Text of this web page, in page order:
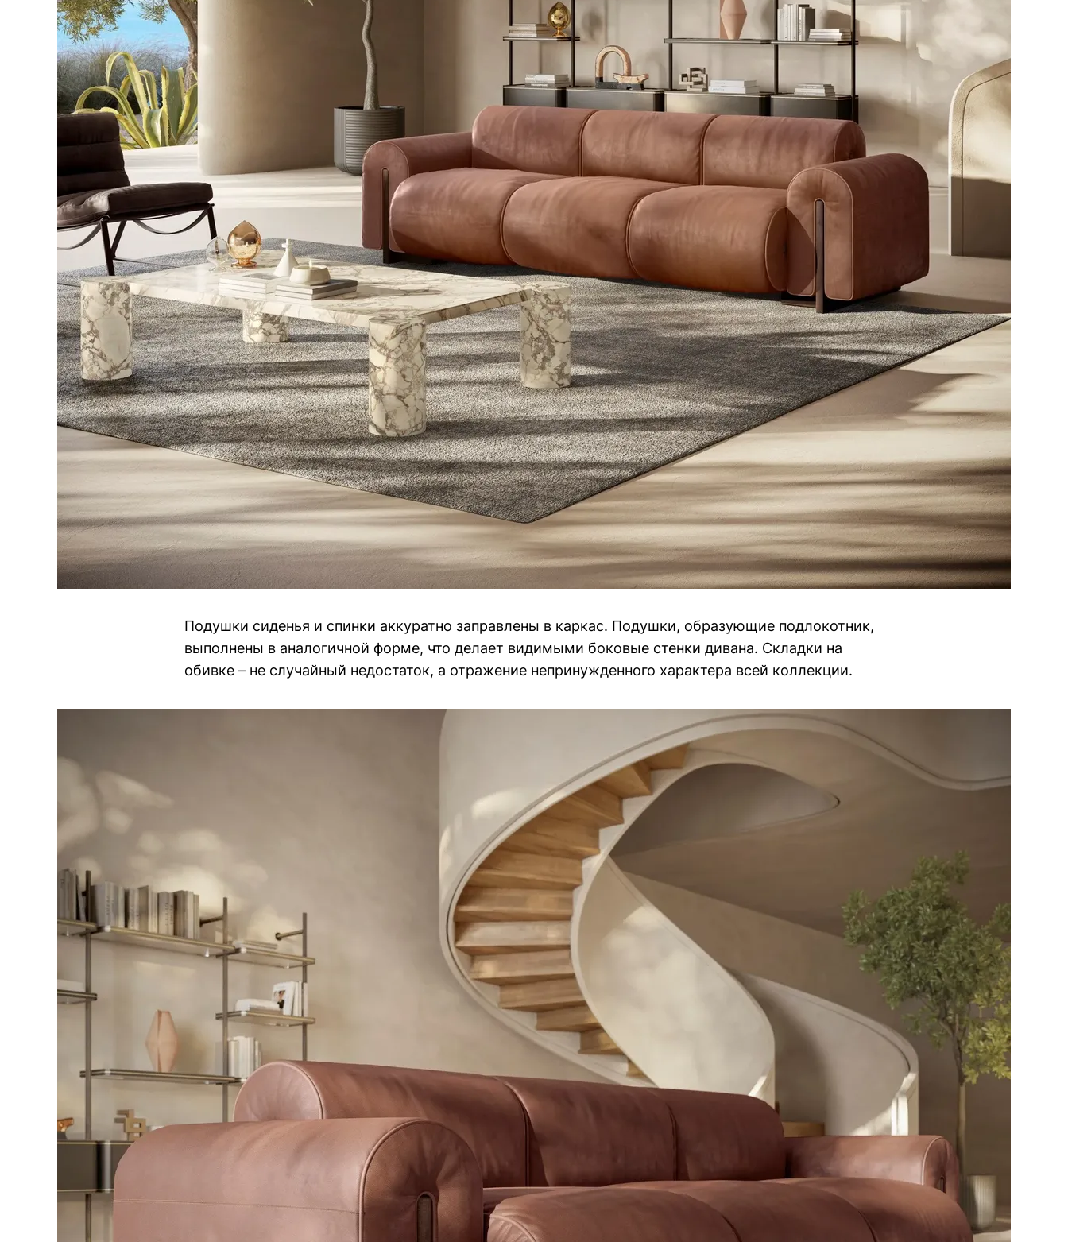
Подушки сиденья и спинки аккуратно заправлены в каркас. Подушки, образующие подлокотник,
выполнены в аналогичной форме, что делает видимыми боковые стенки дивана. Складки на
обивке – не случайный недостаток, а отражение непринужденного характера всей коллекции.